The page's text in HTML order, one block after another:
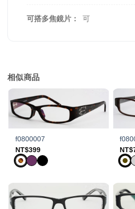
可搭多焦鏡片： 可
相似商品
f0800007
NT$399
NT$